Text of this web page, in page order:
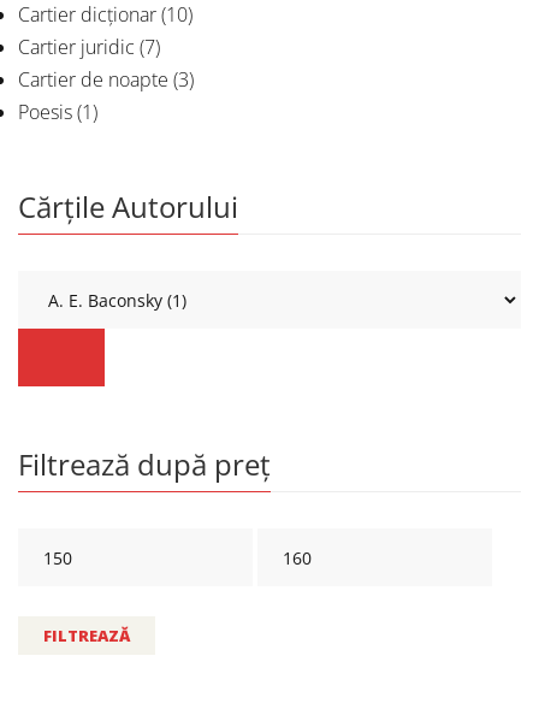
Cartier dicționar(10)
Cartier juridic (7)
Cartier de noapte (3)
Poesis(1)
Cărțile Autorului
Filtrează după preț
FILTREAZĂ